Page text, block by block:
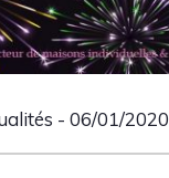
- 06/01/2020